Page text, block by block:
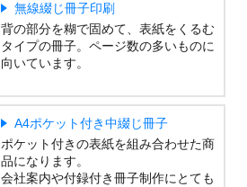
無線綴じ冊子印刷
背の部分を糊で固めて、表紙をくるむ
タイプの冊子。ページ数の多いものに
向いています。
A4ポケット付き中綴じ冊子
ポケット付きの表紙を組み合わせた商
品になります。
会社案内や付録付き冊子制作にとても